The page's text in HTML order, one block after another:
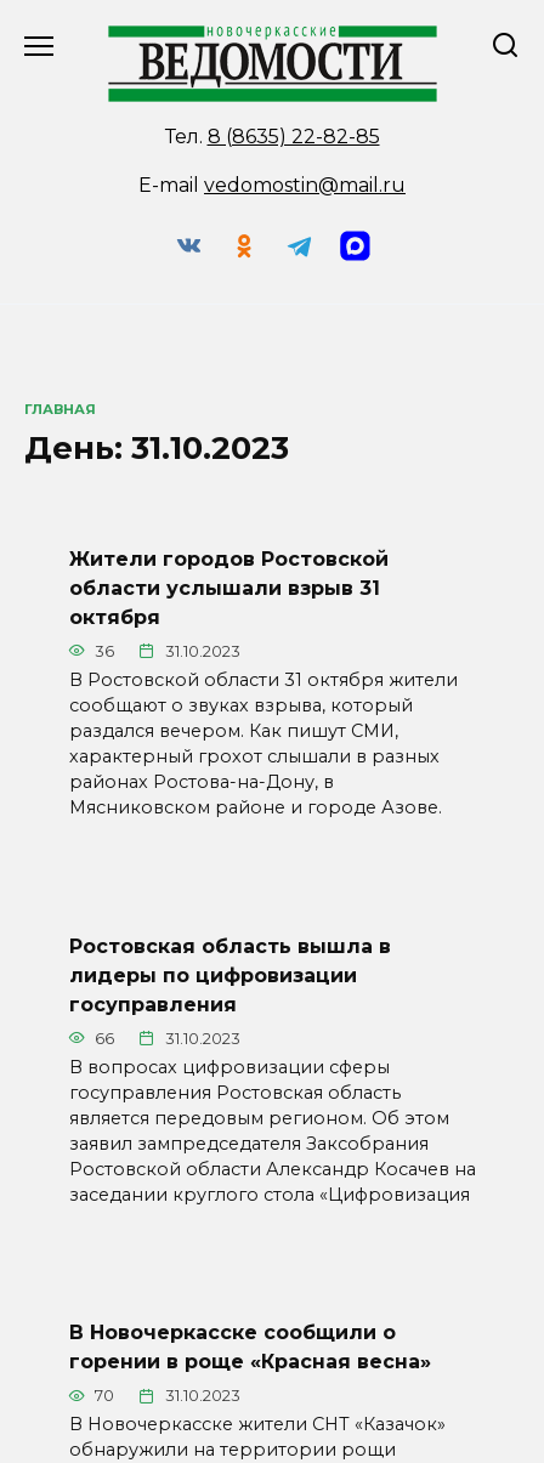
Тел. 8 (8635) 22-82-85
E-mail vedomostin@mail.ru
ГЛАВНАЯ
День: 31.10.2023
Жители городов Ростовской
области услышали взрыв 31
октября
36 31.10.2023
В Ростовской области 31 октября жители
сообщают о звуках взрыва, который
раздался вечером. Как пишут СМИ,
характерный грохот слышали в разных
районах Ростова-на-Дону, в
Мясниковском районе и городе Азове.
Ростовская область вышла в
лидеры по цифровизации
госуправления
66 31.10.2023
В вопросах цифровизации сферы
госуправления Ростовская область
является передовым регионом. Об этом
заявил зампредседателя Заксобрания
Ростовской области Александр Косачев на
заседании круглого стола «Цифровизация
В Новочеркасске сообщили о
горении в роще «Красная весна»
70 31.10.2023
В Новочеркасске жители СНТ «Казачок»
обнаружили на территории рощи